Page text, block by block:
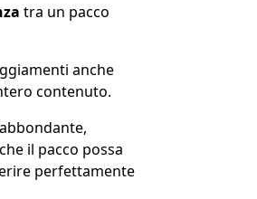
tra un pacco
anche
contenuto.
il pacco possa
perfettamente